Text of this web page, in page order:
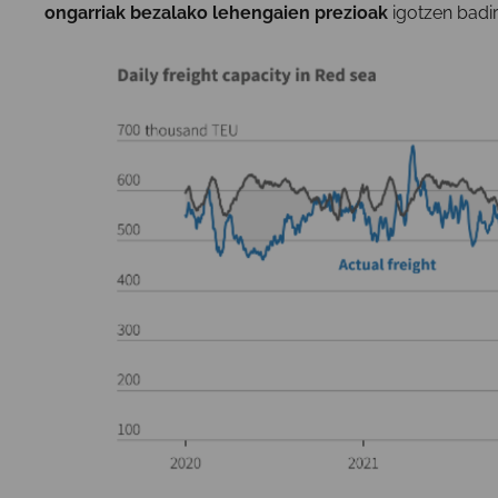
ongarriak bezalako lehengaien prezioak igotzen